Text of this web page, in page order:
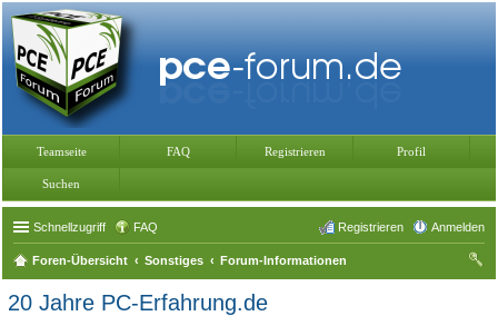
Teamseite FAQ Registrieren Profil
Suchen
Schnellzugriff FAQ Anmelden
Registrieren
Foren-Übersicht Sonstiges
Forum-Informationen
20 Jahre PC-Erfahrung.de